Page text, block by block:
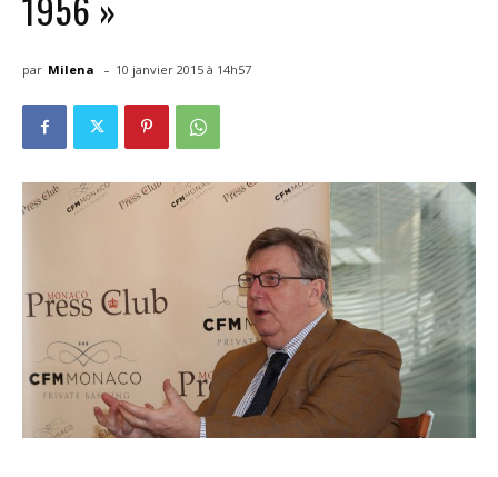
par Milena - 10 janvier 2015 à 14h57